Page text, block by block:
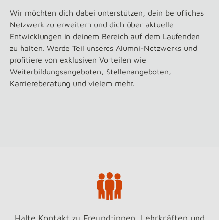
Wir möchten dich dabei unterstützen, dein berufliches
Netzwerk zu erweitern und dich über aktuelle
Entwicklungen in deinem Bereich auf dem Laufenden
zu halten. Werde Teil unseres Alumni-Netzwerks und
profitiere von exklusiven Vorteilen wie
Weiterbildungsangeboten, Stellenangeboten,
Karriereberatung und vielem mehr.
Halte Kontakt zu Freund:innen, Lehrkräften und